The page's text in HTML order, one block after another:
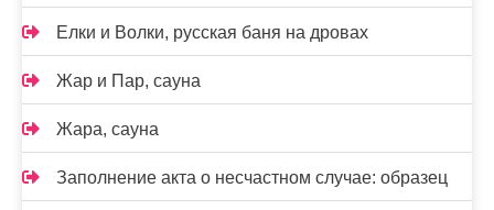
Елки и Волки, русская баня на дровах
Жар и Пар, сауна
Жара, сауна
Заполнение акта о несчастном случае: образец